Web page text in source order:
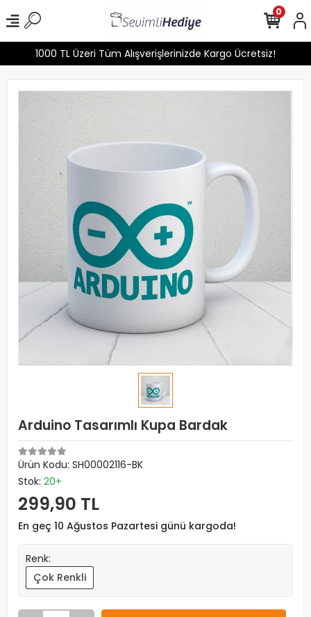
1000 TL Üzeri Tüm Alışverişlerinizde Kargo Ücretsiz!
0
Arduino Tasarımlı Kupa Bardak
Ürün Kodu: SH00002116-BK
Stok: 20+
299,90 TL
En geç 10 Ağustos Pazartesi günü kargoda!
Renk:
Çok Renkli